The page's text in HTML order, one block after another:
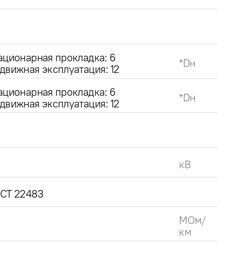
прокладка: 6
эксплуатация: 12
*Dн
прокладка: 6
эксплуатация: 12
*Dн
кВ
22483
МОм/
км